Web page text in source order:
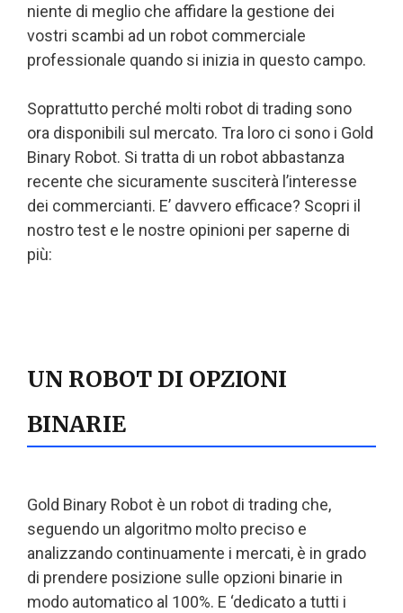
niente di meglio che affidare la gestione dei
vostri scambi ad un robot commerciale
professionale quando si inizia in questo campo.
Soprattutto perché molti robot di trading sono
ora disponibili sul mercato. Tra loro ci sono i Gold
Binary Robot. Si tratta di un robot abbastanza
recente che sicuramente susciterà l’interesse
dei commercianti. E’ davvero efficace? Scopri il
nostro test e le nostre opinioni per saperne di
più:
UN ROBOT DI OPZIONI
BINARIE
Gold Binary Robot è un robot di trading che,
seguendo un algoritmo molto preciso e
analizzando continuamente i mercati, è in grado
di prendere posizione sulle opzioni binarie in
modo automatico al 100%. E ‘dedicato a tutti i